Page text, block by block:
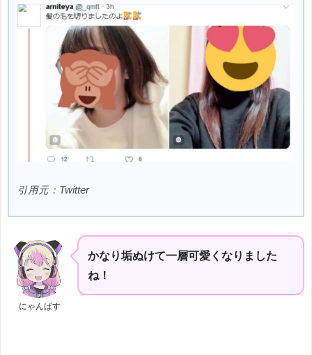
引用元：Twitter
にゃんぱす
かなり垢ぬけて一層可愛くなりました
ね！